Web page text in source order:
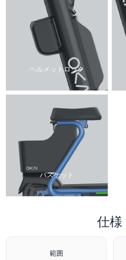
ヘルメットロック
バスケット
仕様
範囲